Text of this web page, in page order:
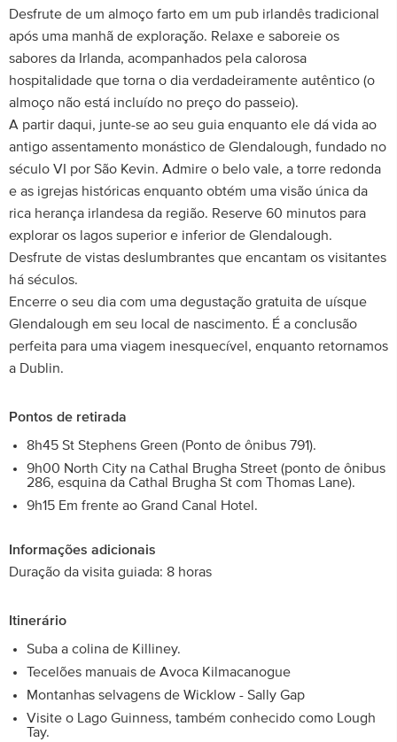
Desfrute de um almoço farto em um pub irlandês tradicional
após uma manhã de exploração. Relaxe e saboreie os
sabores da Irlanda, acompanhados pela calorosa
hospitalidade que torna o dia verdadeiramente autêntico (o
almoço não está incluído no preço do passeio).
A partir daqui, junte-se ao seu guia enquanto ele dá vida ao
antigo assentamento monástico de Glendalough, fundado no
século VI por São Kevin. Admire o belo vale, a torre redonda
e as igrejas históricas enquanto obtém uma visão única da
rica herança irlandesa da região. Reserve 60 minutos para
explorar os lagos superior e inferior de Glendalough.
Desfrute de vistas deslumbrantes que encantam os visitantes
há séculos.
Encerre o seu dia com uma degustação gratuita de uísque
Glendalough em seu local de nascimento. É a conclusão
perfeita para uma viagem inesquecível, enquanto retornamos
a Dublin.
Pontos de retirada
8h45 St Stephens Green (Ponto de ônibus 791).
9h00 North City na Cathal Brugha Street (ponto de ônibus
286, esquina da Cathal Brugha St com Thomas Lane).
9h15 Em frente ao Grand Canal Hotel.
Informações adicionais
Duração da visita guiada: 8 horas
Itinerário
Suba a colina de Killiney.
Tecelões manuais de Avoca Kilmacanogue
Montanhas selvagens de Wicklow - Sally Gap
Visite o Lago Guinness, também conhecido como Lough
Tay.